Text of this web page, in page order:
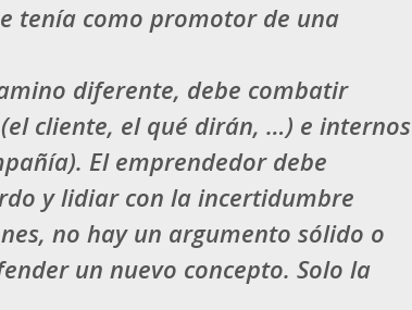
tenía como promotor de una
diferente, debe combatir
cliente, el qué dirán, …) e internos
El emprendedor debe
y lidiar con la incertidumbre
no hay un argumento sólido o
un nuevo concepto. Solo la